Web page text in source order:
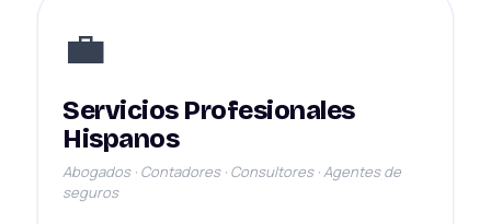
💼
Servicios Profesionales
Hispanos
Abogados · Contadores · Consultores · Agentes de
seguros